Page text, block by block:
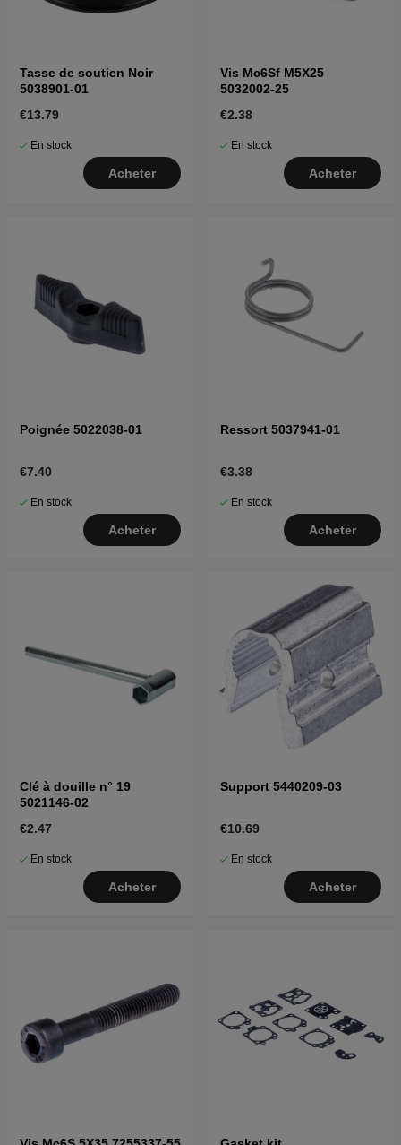
Tasse de soutien Noir
5038901-01
€13.79
En stock
Acheter
Vis Mc6Sf M5X25
5032002-25
€2.38
En stock
Acheter
Poignée 5022038-01
€7.40
En stock
Acheter
Ressort 5037941-01
€3.38
En stock
Acheter
Clé à douille n° 19
5021146-02
€2.47
En stock
Acheter
Support 5440209-03
€10.69
En stock
Acheter